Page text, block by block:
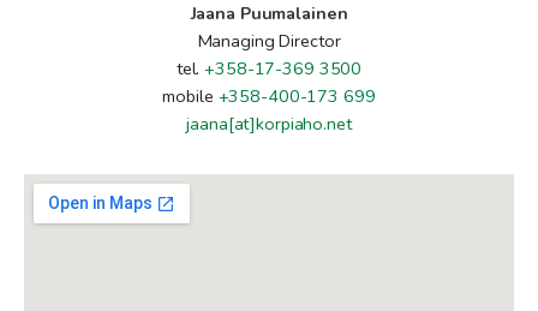
Jaana Puumalainen
Managing Director
tel.+358-17-369 3500
mobile +358-400-173 699
jaana[at]korpiaho.net